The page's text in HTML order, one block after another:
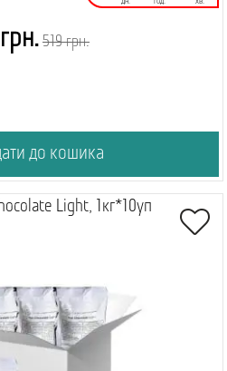
519 грн.
до кошика
Light, 1кг*10уп